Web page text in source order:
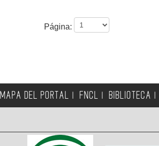
Página:
MAPA DEL PORTAL FNCL BIBLIOTECA